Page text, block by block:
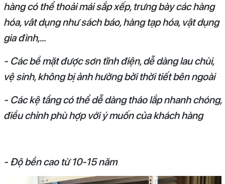
hàng có thể thoải mái sắp xếp, trưng bày các hàng
hóa, vât dụng như sách báo, hàng tạp hóa, vật dụng
gia đình,...
- Các bề mặt được sơn tĩnh điện, dễ dàng lau chùi,
vệ sinh, không bị ảnh hưởng bởi thời tiết bên ngoài
- Các kệ tầng có thể dễ dàng tháo lắp nhanh chóng,
điều chỉnh phù hợp với ý muốn của khách hàng
- Độ bền cao từ 10-15 năm